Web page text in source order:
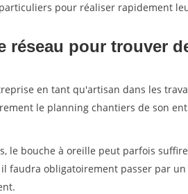
pour réaliser rapidement
réseau pour trouver
en tant qu'artisan dans les
le planning chantiers de son
le bouche à oreille peut parfois
faudra obligatoirement passer par